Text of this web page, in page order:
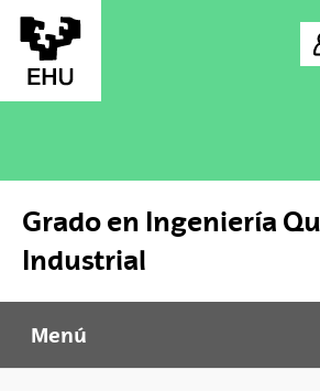
Saltar al contenido principal
Grado en Ingeniería
Industrial
Grado en Ingeniería Química
Menú